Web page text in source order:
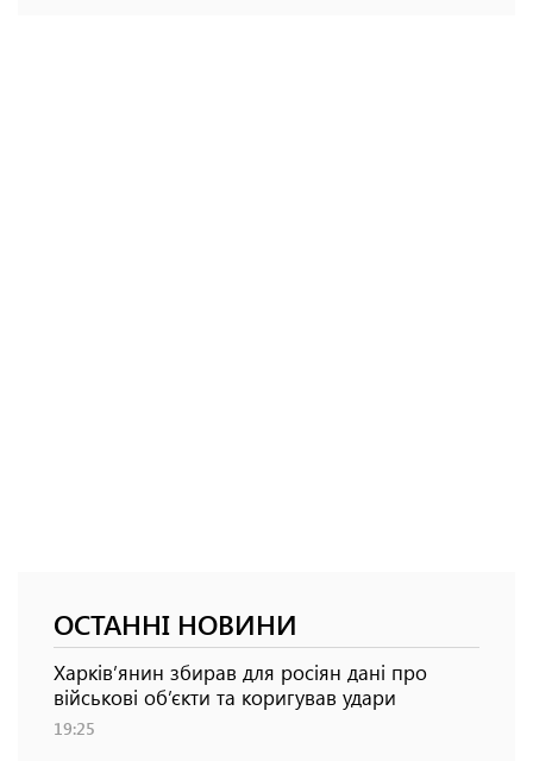
ОСТАННІ НОВИНИ
Харків’янин збирав для росіян дані про
військові об’єкти та коригував удари
19:25